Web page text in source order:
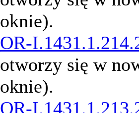
oknie).
OR-
otworzy się w
oknie).
OR-